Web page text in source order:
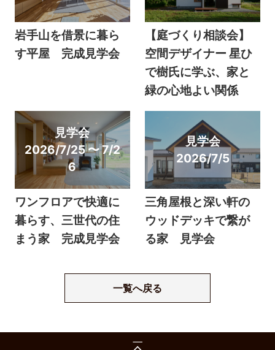
岩手山を借景に暮ら
す平屋 完成見学会
【庭づくり相談会】
空間デザイナー 星ひ
で樹氏に学ぶ、家と
緑の心地よい関係
見学会
2026/7/25 〜 7/2
6
ワンフロアで快適に
暮らす、三世代の住
まう家 完成見学会
見学会
2026/7/5
三角屋根と深い軒の
ウッドデッキで繋が
る家 見学会
一覧へ戻る